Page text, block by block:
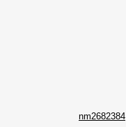
nm2682384